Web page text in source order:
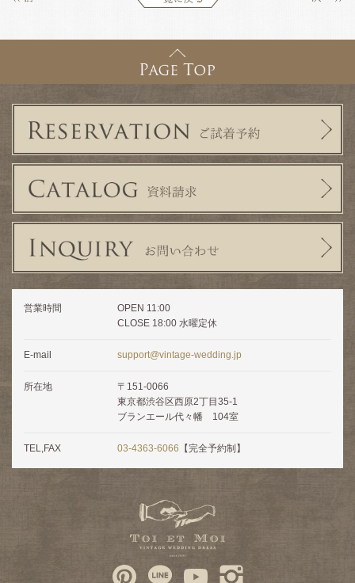
営業時間
OPEN 11:00
CLOSE 18:00 水曜定休
E-mail support@vintage-wedding.jp
所在地
〒151-0066
東京都渋谷区西原2丁目35-1
ブランエール代々幡 104室
TEL,FAX 03-4363-6066 【完全予約制】